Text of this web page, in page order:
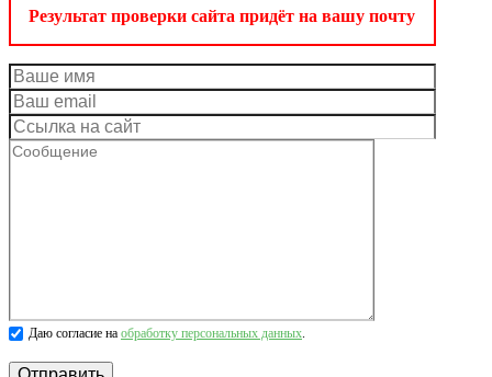
Результат проверки сайта придёт на вашу почту
Даю согласие на обработку персональных данных.